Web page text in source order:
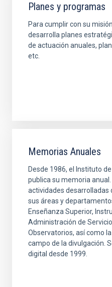
Planes y programas
Para cumplir con su
desarrolla planes
de actuación anuales,
etc.
Memorias Anuales
Desde 1986, el Instituto
publica su memoria
actividades desarrolladas
sus áreas y
Enseñanza Superior,
Administración de
Observatorios, así como
campo de la divulgación.
digital desde 1999.